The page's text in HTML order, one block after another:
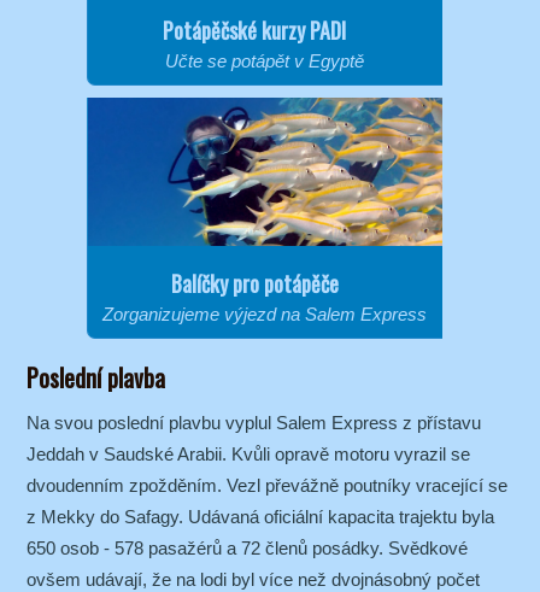
Potápěčské kurzy PADI
Učte se potápět v Egyptě
Balíčky pro potápěče
Zorganizujeme výjezd na Salem Express
Poslední plavba
Na svou poslední plavbu vyplul Salem Express z přístavu
Jeddah v Saudské Arabii. Kvůli opravě motoru vyrazil se
dvoudenním zpožděním. Vezl převážně poutníky vracející se
z Mekky do Safagy. Udávaná oficiální kapacita trajektu byla
650 osob - 578 pasažérů a 72 členů posádky. Svědkové
ovšem udávají, že na lodi byl více než dvojnásobný počet